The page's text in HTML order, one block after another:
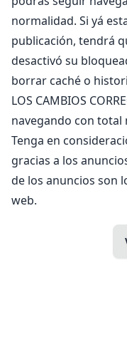
normalidad. Si yá
publicación, tendrá
desactivó su
borrar caché o
LOS CAMBIOS
navegando con total
Tenga en
gracias a los
de los anuncios son
web.